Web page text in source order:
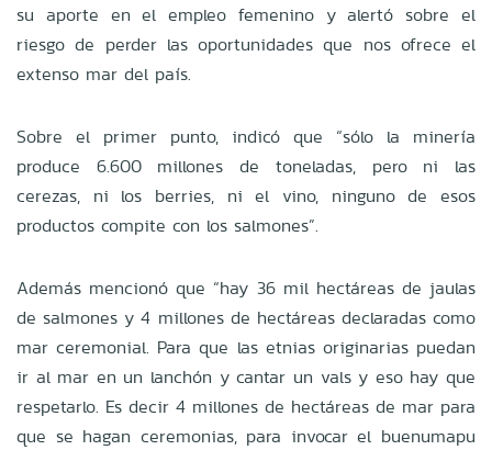
su aporte en el empleo femenino y alertó sobre el
riesgo de perder las oportunidades que nos ofrece el
extenso mar del país.
Sobre el primer punto, indicó que “sólo la minería
produce 6.600 millones de toneladas, pero ni las
cerezas, ni los berries, ni el vino, ninguno de esos
productos compite con los salmones”.
Además mencionó que “hay 36 mil hectáreas de jaulas
de salmones y 4 millones de hectáreas declaradas como
mar ceremonial. Para que las etnias originarias puedan
ir al mar en un lanchón y cantar un vals y eso hay que
respetarlo. Es decir 4 millones de hectáreas de mar para
que se hagan ceremonias, para invocar el buenumapu